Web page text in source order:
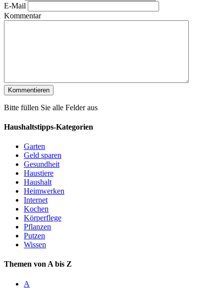
E-Mail
Kommentar
Bitte füllen Sie alle Felder aus
Haushaltstipps-Kategorien
Garten
Geld sparen
Gesundheit
Haustiere
Haushalt
Heimwerken
Internet
Kochen
Körperflege
Pflanzen
Putzen
Wissen
Themen von A bis Z
A